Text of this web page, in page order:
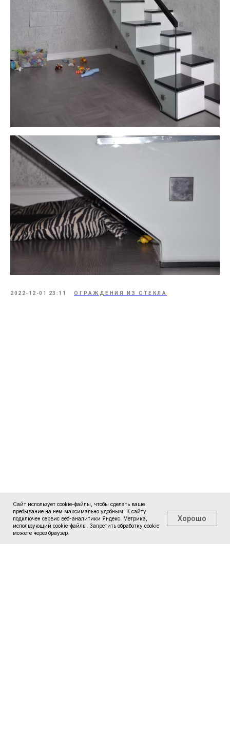
2022-12-01 23:11 ОГРАЖДЕНИЯ ИЗ СТЕКЛА
Конструкции из
стекла и металла
д. Пески, Ломоносовский район,
Торгово-Промышленная ул. д.30
тел/факс:
8 (812) 408-49-90
info@nakvadrate.ru
О компании
Услуги
Наши работы
© 2010-2025 ООО «КВАДРАТ».
Сайт использует cookie-файлы, чтобы сделать ваше
пребывание на нем максимально удобным. К cайту
подключен сервис веб-аналитики Яндекс. Метрика,
использующий cookie-файлы. Запретить обработку cookie
можете через браузер.
Хорошо